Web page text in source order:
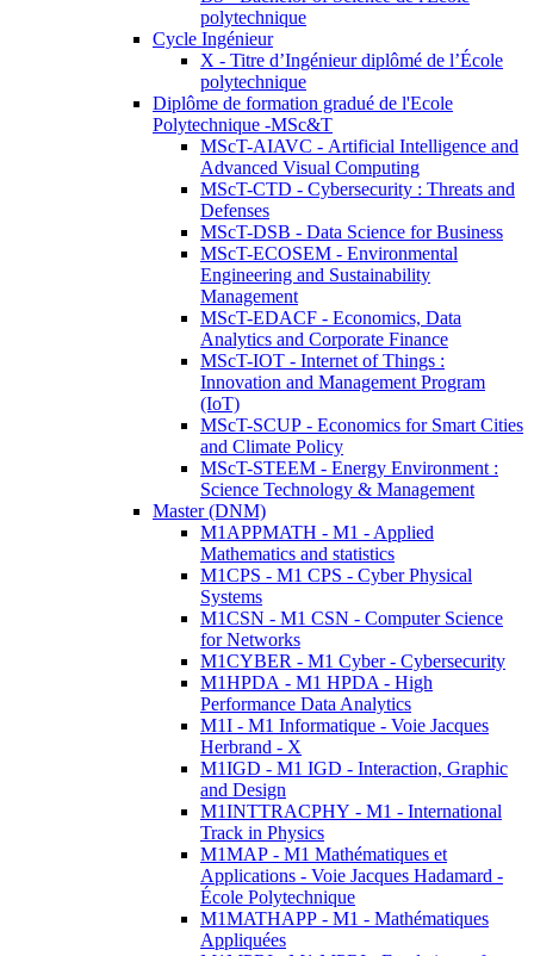
polytechnique
Cycle Ingénieur
X - Titre d’Ingénieur diplômé de l’École
polytechnique
Diplôme de formation gradué de l'Ecole
Polytechnique -MSc&T
MScT-AIAVC - Artificial Intelligence and
Advanced Visual Computing
MScT-CTD - Cybersecurity : Threats and
Defenses
MScT-DSB - Data Science for Business
MScT-ECOSEM - Environmental
Engineering and Sustainability
Management
MScT-EDACF - Economics, Data
Analytics and Corporate Finance
MScT-IOT - Internet of Things :
Innovation and Management Program
(IoT)
MScT-SCUP - Economics for Smart Cities
and Climate Policy
MScT-STEEM - Energy Environment :
Science Technology & Management
Master (DNM)
M1APPMATH - M1 - Applied
Mathematics and statistics
M1CPS - M1 CPS - Cyber Physical
Systems
M1CSN - M1 CSN - Computer Science
for Networks
M1CYBER - M1 Cyber - Cybersecurity
M1HPDA - M1 HPDA - High
Performance Data Analytics
M1I - M1 Informatique - Voie Jacques
Herbrand - X
M1IGD - M1 IGD - Interaction, Graphic
and Design
M1INTTRACPHY - M1 - International
Track in Physics
M1MAP - M1 Mathématiques et
Applications - Voie Jacques Hadamard -
École Polytechnique
M1MATHAPP - M1 - Mathématiques
Appliquées